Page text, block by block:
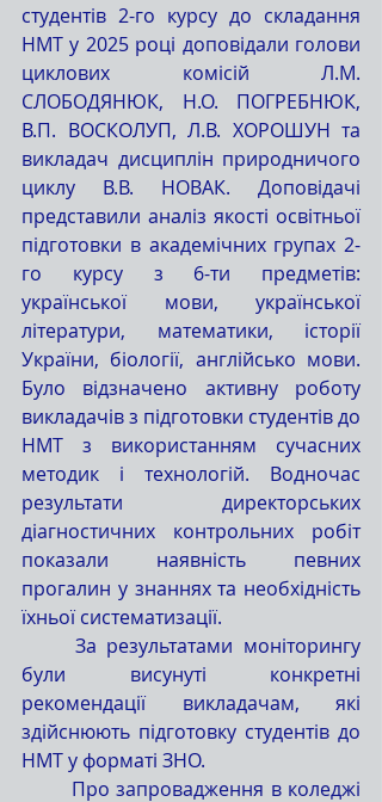
студентів 2-го курсу до складання
НМТ у 2025 році доповідали голови
циклових комісій Л.М.
СЛОБОДЯНЮК, Н.О. ПОГРЕБНЮК,
В.П. ВОСКОЛУП, Л.В. ХОРОШУН та
викладач дисциплін природничого
циклу В.В. НОВАК. Доповідачі
представили аналіз якості освітньої
підготовки в академічних групах 2-
го курсу з 6-ти предметів:
української мови, української
літератури, математики, історії
України, біології, англійсько мови.
Було відзначено активну роботу
викладачів з підготовки студентів до
НМТ з використанням сучасних
методик і технологій. Водночас
результати директорських
діагностичних контрольних робіт
показали наявність певних
прогалин у знаннях та необхідність
їхньої систематизації.
були висунуті конкретні
рекомендації викладачам, які
здійснюють підготовку студентів до
НМТ у форматі ЗНО.